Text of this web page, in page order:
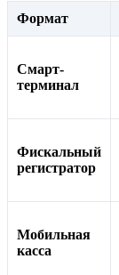
Формат
Смарт-
терминал
Фискальный
регистратор
Мобильная
касса